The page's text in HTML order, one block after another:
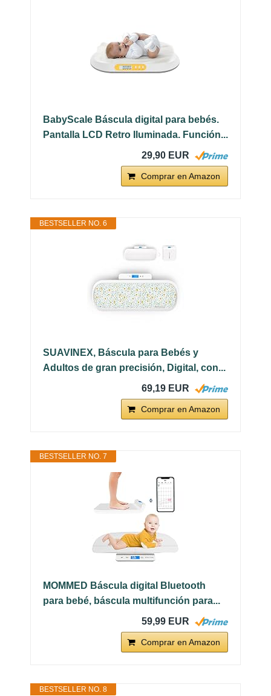
BabyScale Báscula digital para bebés.
Pantalla LCD Retro Iluminada. Función...
29,90 EUR
Comprar en Amazon
BESTSELLER NO. 6
SUAVINEX, Báscula para Bebés y
Adultos de gran precisión, Digital, con...
69,19 EUR
Comprar en Amazon
BESTSELLER NO. 7
MOMMED Báscula digital Bluetooth
para bebé, báscula multifunción para...
59,99 EUR
Comprar en Amazon
BESTSELLER NO. 8